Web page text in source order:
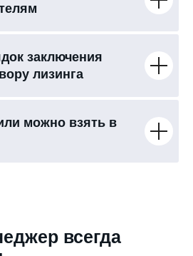
заключения
лизинга
можно взять в
всегда